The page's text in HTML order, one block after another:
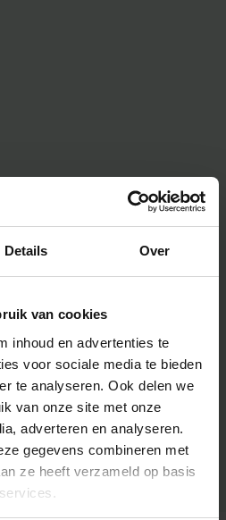
Details Over
van cookies
inhoud en advertenties te
voor sociale media te bieden
te analyseren. Ook delen we
van onze site met onze
adverteren en analyseren.
gegevens combineren met
ze heeft verzameld op basis